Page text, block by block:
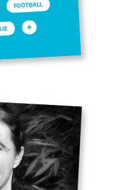
FOOTBALL
+